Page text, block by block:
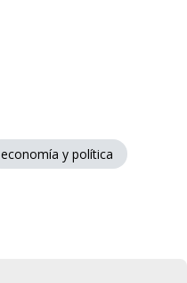
economía y política